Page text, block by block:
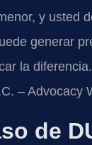
y usted
generar
la
– Advocacy
de